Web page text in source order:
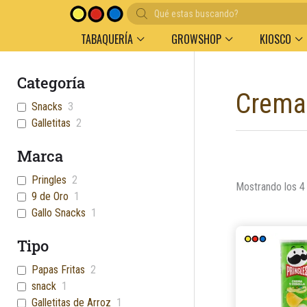
Búsqueda
de
productos
Entregas en el día en AMBA Descuento por
TABAQUERÍA GROWSHOP KIOSCO
Categoría
Snacks 3
Galletitas 2
Marca
Pringles 2
9 de Oro 1
Gallo Snacks 1
Tipo
Papas Fritas 2
snack 1
Galletitas de Arroz 1
Mostrando los